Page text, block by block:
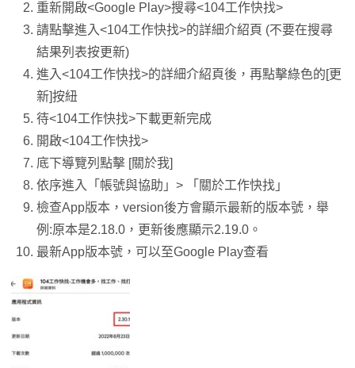
重新開啟<Google Play>搜尋<104工作快找>
請點擊進入<104工作快找>的詳細介紹頁 (不要在搜尋
結果列表按更新)
進入<104工作快找>的詳細介紹頁後，再點擊綠色的[更
新]按紐
待<104工作快找>下載更新完成
開啟<104工作快找>
底下導覽列點擊 [關於我]
依序進入「帳號與協助」> 「關於工作快找」
檢查App版本，version後方會顯示最新的版本號，舉
例:原本是2.18.0，更新後應顯示2.19.0。
最新App版本號，可以至Google Play查看